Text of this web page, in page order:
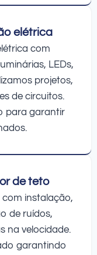
elétrica
com
LEDs,
projetos,
de circuitos.
para garantir
de teto
instalação,
de ruídos,
na velocidade.
garantindo